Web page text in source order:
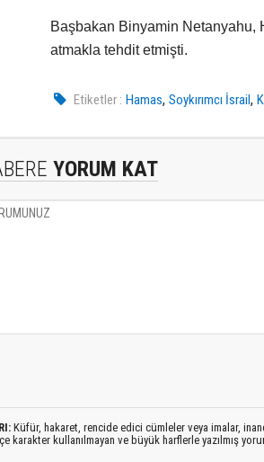
Başbakan Binyamin Netanyahu,
atmakla tehdit etmişti.
Etiketler : Hamas,Soykırımcı İsrail,
YORUM KAT
Küfür, hakaret, rencide edici cümleler veya imalar,
karakter kullanılmayan ve büyük harflerle yazılmış